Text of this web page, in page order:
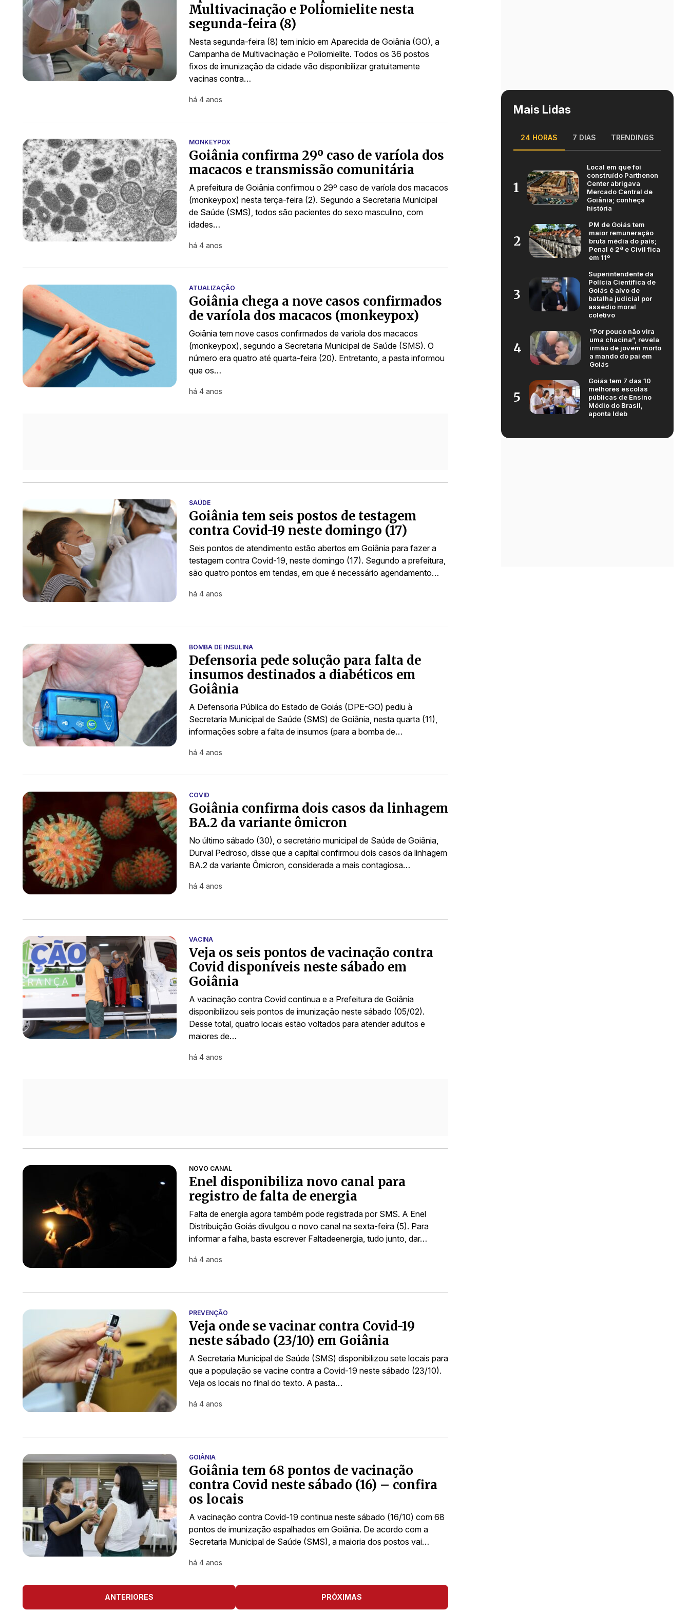
Multivacinação e Poliomielite nesta
segunda-feira (8)
Nesta segunda-feira (8) tem início em Aparecida de Goiânia (GO), a
Campanha de Multivacinação e Poliomielite. Todos os 36 postos
fixos de imunização da cidade vão disponibilizar gratuitamente
vacinas contra…
há 4 anos
MONKEYPOX
Goiânia confirma 29º caso de varíola dos
macacos e transmissão comunitária
A prefeitura de Goiânia confirmou o 29º caso de varíola dos macacos
(monkeypox) nesta terça-feira (2). Segundo a Secretaria Municipal
de Saúde (SMS), todos são pacientes do sexo masculino, com
idades…
há 4 anos
ATUALIZAÇÃO
Goiânia chega a nove casos confirmados
de varíola dos macacos (monkeypox)
Goiânia tem nove casos confirmados de varíola dos macacos
(monkeypox), segundo a Secretaria Municipal de Saúde (SMS). O
número era quatro até quarta-feira (20). Entretanto, a pasta informou
que os…
há 4 anos
SAÚDE
Goiânia tem seis postos de testagem
contra Covid-19 neste domingo (17)
Seis pontos de atendimento estão abertos em Goiânia para fazer a
testagem contra Covid-19, neste domingo (17). Segundo a prefeitura,
são quatro pontos em tendas, em que é necessário agendamento…
há 4 anos
BOMBA DE INSULINA
Defensoria pede solução para falta de
insumos destinados a diabéticos em
Goiânia
A Defensoria Pública do Estado de Goiás (DPE-GO) pediu à
Secretaria Municipal de Saúde (SMS) de Goiânia, nesta quarta (11),
informações sobre a falta de insumos (para a bomba de…
há 4 anos
COVID
Goiânia confirma dois casos da linhagem
BA.2 da variante ômicron
No último sábado (30), o secretário municipal de Saúde de Goiânia,
Durval Pedroso, disse que a capital confirmou dois casos da linhagem
BA.2 da variante Ômicron, considerada a mais contagiosa…
há 4 anos
VACINA
Veja os seis pontos de vacinação contra
Covid disponíveis neste sábado em
Goiânia
A vacinação contra Covid continua e a Prefeitura de Goiânia
disponibilizou seis pontos de imunização neste sábado (05/02).
Desse total, quatro locais estão voltados para atender adultos e
maiores de…
há 4 anos
NOVO CANAL
Enel disponibiliza novo canal para
registro de falta de energia
Falta de energia agora também pode registrada por SMS. A Enel
Distribuição Goiás divulgou o novo canal na sexta-feira (5). Para
informar a falha, basta escrever Faltadeenergia, tudo junto, dar…
há 4 anos
PREVENÇÃO
Veja onde se vacinar contra Covid-19
neste sábado (23/10) em Goiânia
A Secretaria Municipal de Saúde (SMS) disponibilizou sete locais para
que a população se vacine contra a Covid-19 neste sábado (23/10).
Veja os locais no final do texto. A pasta…
há 4 anos
GOIÂNIA
Goiânia tem 68 pontos de vacinação
contra Covid neste sábado (16) – confira
os locais
A vacinação contra Covid-19 continua neste sábado (16/10) com 68
pontos de imunização espalhados em Goiânia. De acordo com a
Secretaria Municipal de Saúde (SMS), a maioria dos postos vai…
há 4 anos
ANTERIORES PRÓXIMAS
Mais Lidas
24 HORAS 7 DIAS TRENDINGS
1
Local em que foi
construído Parthenon
Center abrigava
Mercado Central de
Goiânia; conheça
história
2
PM de Goiás tem
maior remuneração
bruta média do país;
Penal é 2ª e Civil fica
em 11º
3
Superintendente da
Polícia Científica de
Goiás é alvo de
batalha judicial por
assédio moral
coletivo
4
“Por pouco não vira
uma chacina”, revela
irmão de jovem morto
a mando do pai em
Goiás
5
Goiás tem 7 das 10
melhores escolas
públicas de Ensino
Médio do Brasil,
aponta Ideb